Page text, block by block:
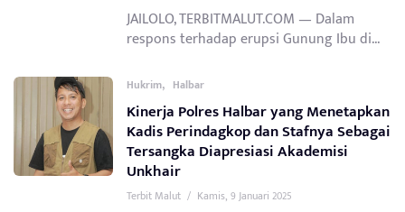
JAILOLO, TERBITMALUT.COM — Dalam
respons terhadap erupsi Gunung Ibu di...
Hukrim, Halbar
Kinerja Polres Halbar yang Menetapkan
Kadis Perindagkop dan Stafnya Sebagai
Tersangka Diapresiasi Akademisi
Unkhair
Terbit Malut / Kamis, 9 Januari 2025